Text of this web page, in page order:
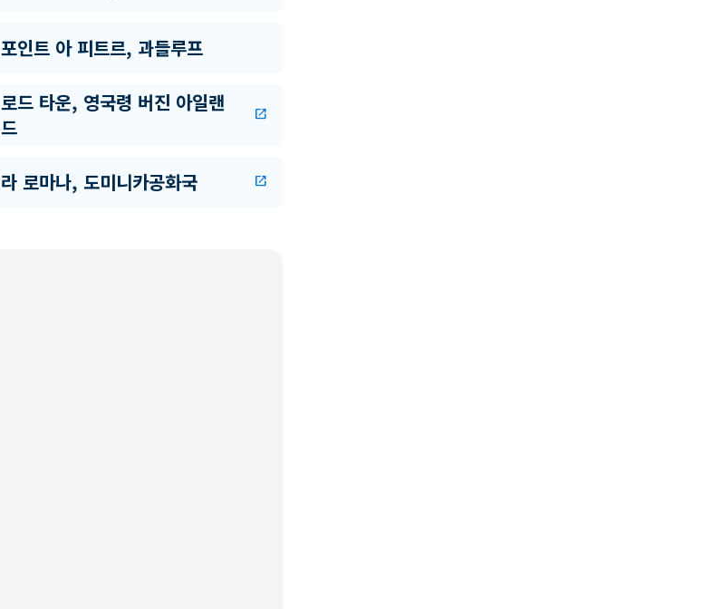
포인트 아 피트르, 과들루프
로드 타운, 영국령 버진 아일랜
드
open_in_new
라 로마나, 도미니카공화국 open_in_new